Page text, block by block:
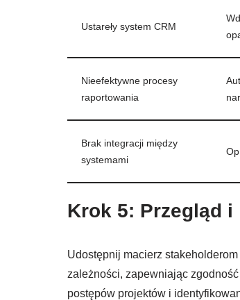
Ustareły system CRM
Nieefektywne procesy
raportowania
Brak integracji między
systemami
Krok 5: Przegląd i
Udostępnij macierz
zależności, zapewniając
postępów projektów i